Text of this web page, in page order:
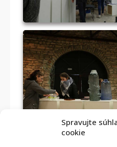
Spravujte
cookie